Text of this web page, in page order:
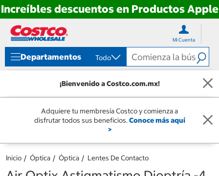
Increíbles descuentos en Productos Apple
directo
contenido
directo
menú
navegación
Mi Cuenta
Departamentos Todo
¡Bienvenido a Costco.com.mx!
Adquiere tu membresía Costco y comienza a
disfrutar todos sus beneficios.Conoce más aquí
>
Inicio Óptica Óptica Lentes De Contacto